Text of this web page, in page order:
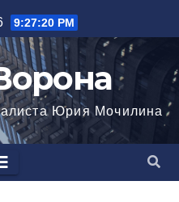
9:27:22 PM
Юрия Мочилина